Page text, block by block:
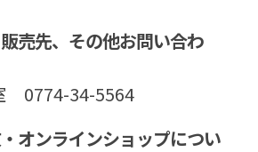
販売先、その他お問い合わ
0774-34-5564
オンラインショップについ